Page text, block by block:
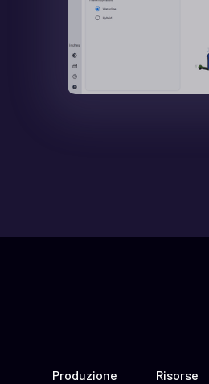
Produzione Risorse